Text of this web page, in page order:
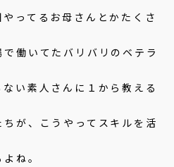
ってるお母さんとかたくさ
働いてたバリバリのベテラ
い素人さんに１から教える
が、こうやってスキルを活
ね。